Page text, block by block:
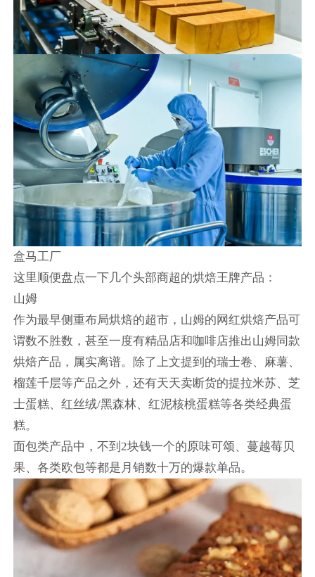
盒马工厂
这里顺便盘点一下几个头部商超的烘焙王牌产品：
山姆
作为最早侧重布局烘焙的超市，山姆的网红烘焙产品可
谓数不胜数，甚至一度有精品店和咖啡店推出山姆同款
烘焙产品，属实离谱。除了上文提到的瑞士卷、麻薯、
榴莲千层等产品之外，还有天天卖断货的提拉米苏、芝
士蛋糕、红丝绒/黑森林、红泥核桃蛋糕等各类经典蛋
糕。
面包类产品中，不到2块钱一个的原味可颂、蔓越莓贝
果、各类欧包等都是月销数十万的爆款单品。